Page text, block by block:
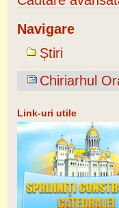
Navigare
Știri
Chiriarhul
Link-uri utile